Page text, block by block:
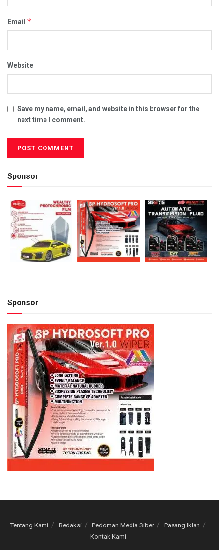
Email *
Website
Save my name, email, and website in this browser for the
next time I comment.
Sponsor
Sponsor
Tentang Kami Redaksi Pedoman Media Siber
Pasang Iklan
Kontak Kami